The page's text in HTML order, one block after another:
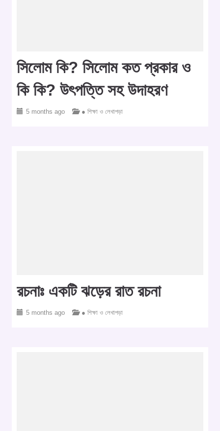
সিলোম কি? সিলোম কত প্রকার ও
কি কি? উৎপত্তি সহ উদাহরণ
5 months ago ● শিক্ষা ও লেখাপড়া
রচনাঃ একটি ঝড়ের রাত রচনা
5 months ago ● শিক্ষা ও লেখাপড়া